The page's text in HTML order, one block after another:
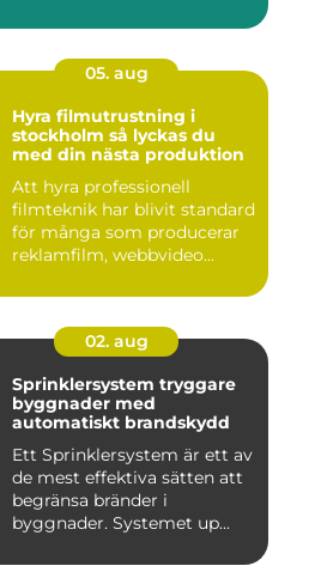
05. aug
Hyra filmutrustning i
stockholm så lyckas du
med din nästa produktion
Att hyra professionell
filmteknik har blivit standard
för många som producerar
reklamfilm, webbvideo...
02. aug
Sprinklersystem tryggare
byggnader med
automatiskt brandskydd
Ett Sprinklersystem är ett av
de mest effektiva sätten att
begränsa bränder i
byggnader. Systemet up...